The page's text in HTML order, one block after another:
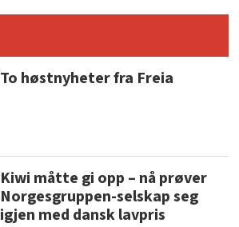
To høstnyheter fra Freia
Kiwi måtte gi opp – nå prøver
Norgesgruppen-selskap seg
igjen med dansk lavpris